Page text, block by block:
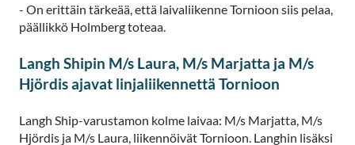
- On erittäin tärkeää, että laivaliikenne Tornioon siis pelaa,
päällikkö Holmberg toteaa.
Langh Shipin M/s Laura, M/s Marjatta ja M/s
Hjördis ajavat linjaliikennettä Tornioon
Langh Ship-varustamon kolme laivaa: M/s Marjatta, M/s
Hjördis ja M/s Laura, liikennöivät Tornioon. Langhin lisäksi